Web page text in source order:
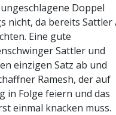
Doppel
nicht, da bereits Sattler
Eine gute
Sattler und
einzigen Satz ab und
Ramesh, der auf
in Folge feiern und das
einmal knacken muss.